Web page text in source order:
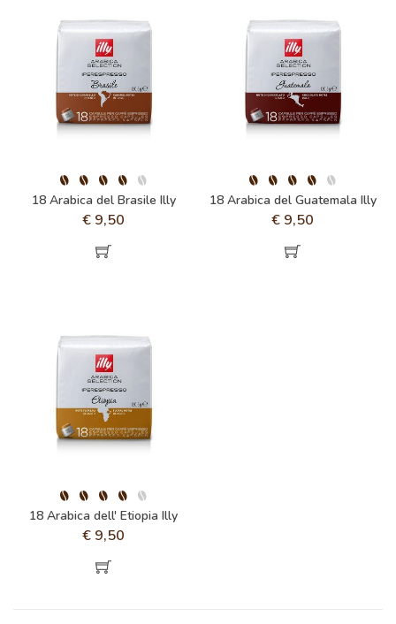
18 Arabica del Brasile Illy
€ 9,50
18 Arabica del Guatemala Illy
€ 9,50
18 Arabica dell' Etiopia Illy
€ 9,50